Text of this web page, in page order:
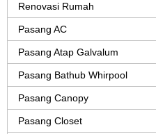
Renovasi Rumah
Pasang AC
Pasang Atap Galvalum
Pasang Bathub Whirpool
Pasang Canopy
Pasang Closet